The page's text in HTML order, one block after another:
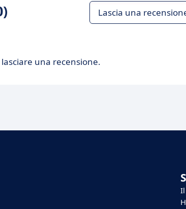
Lascia una
una recensione.